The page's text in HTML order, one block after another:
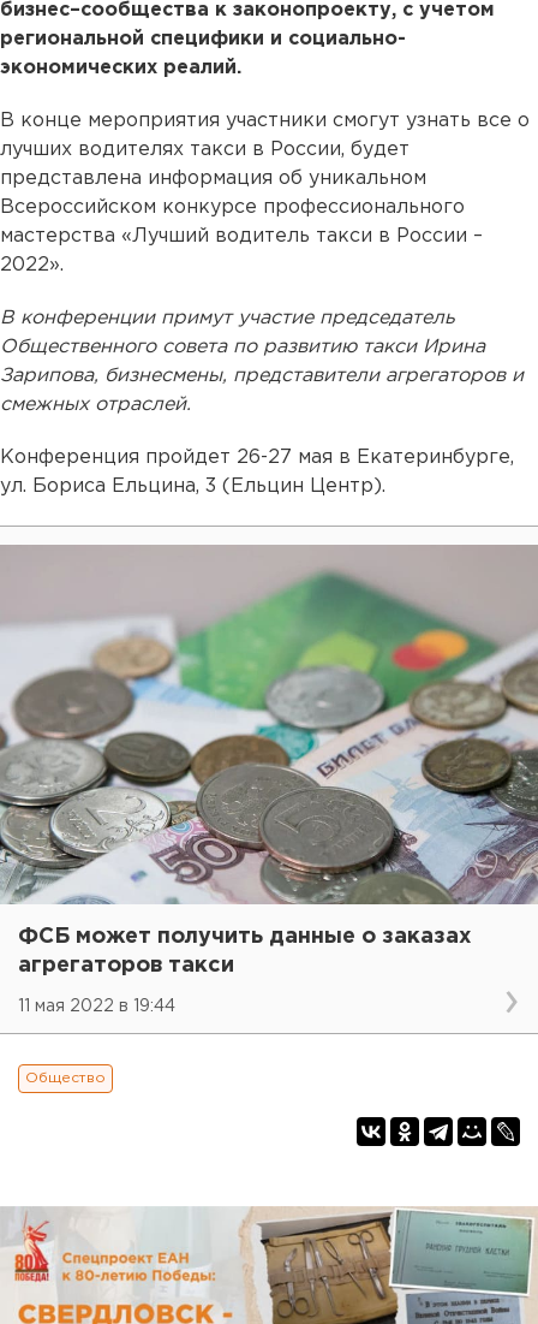
бизнес–сообщества к законопроекту, с учетом
региональной специфики и социально-
экономических реалий.
В конце мероприятия участники смогут узнать все о
лучших водителях такси в России, будет
представлена информация об уникальном
Всероссийском конкурсе профессионального
мастерства «Лучший водитель такси в России –
2022».
В конференции примут участие председатель
Общественного совета по развитию такси Ирина
Зарипова, бизнесмены, представители агрегаторов и
смежных отраслей.
Конференция пройдет 26-27 мая в Екатеринбурге,
ул. Бориса Ельцина, 3 (Ельцин Центр).
ФСБ может получить данные о заказах
агрегаторов такси
11 мая 2022 в 19:44
Общество